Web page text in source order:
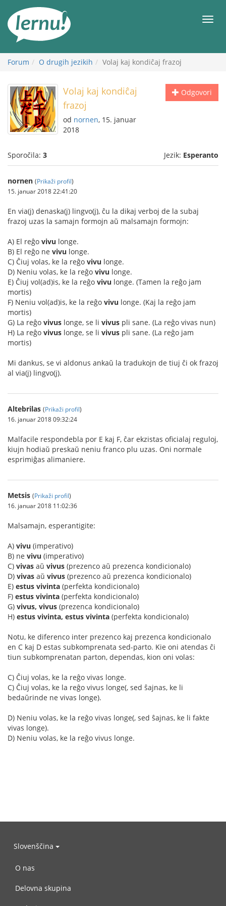
vsebini
Meni
Forum O drugih jezikih Volaj kaj kondiĉaj frazoj
Odgovori
Volaj kaj kondiĉaj
frazoj
od nornen, 15. januar
2018
Sporočila: 3 Jezik: Esperanto
nornen (Prikaži profil)
15. januar 2018 22:41:20
En via(j) denaska(j) lingvo(j), ĉu la dikaj verboj de la subaj
frazoj uzas la samajn formojn aŭ malsamajn formojn:
A) El reĝo vivu longe.
B) El reĝo ne vivu longe.
C) Ĉiuj volas, ke la reĝo vivu longe.
D) Neniu volas, ke la reĝo vivu longe.
E) Ĉiuj vol(ad)is, ke la reĝo vivu longe. (Tamen la reĝo jam
mortis)
F) Neniu vol(ad)is, ke la reĝo vivu longe. (Kaj la reĝo jam
mortis)
G) La reĝo vivus longe, se li vivus pli sane. (La reĝo vivas nun)
H) La reĝo vivus longe, se li vivus pli sane. (La reĝo jam
mortis)
Mi dankus, se vi aldonus ankaŭ la tradukojn de tiuj ĉi ok frazoj
al via(j) lingvo(j).
Altebrilas (Prikaži profil)
16. januar 2018 09:32:24
Malfacile respondebla por E kaj F, ĉar ekzistas oficialaj reguloj,
kiujn hodiaŭ preskaŭ neniu franco plu uzas. Oni normale
esprimiĝas alimaniere.
Metsis (Prikaži profil)
16. januar 2018 11:02:36
Malsamajn, esperantigite:
A) vivu (imperativo)
B) ne vivu (imperativo)
C) vivas aŭ vivus (prezenco aŭ prezenca kondicionalo)
D) vivas aŭ vivus (prezenco aŭ prezenca kondicionalo)
E) estus vivinta (perfekta kondicionalo)
F) estus vivinta (perfekta kondicionalo)
G) vivus, vivus (prezenca kondicionalo)
H) estus vivinta, estus vivinta (perfekta kondicionalo)
Notu, ke diferenco inter prezenco kaj prezenca kondicionalo
en C kaj D estas subkomprenata sed-parto. Kie oni atendas ĉi
tiun subkomprenatan parton, dependas, kion oni volas:
C) Ĉiuj volas, ke la reĝo vivas longe.
C) Ĉiuj volas, ke la reĝo vivus longe(, sed ŝajnas, ke li
bedaŭrinde ne vivas longe).
D) Neniu volas, ke la reĝo vivas longe(, sed ŝajnas, ke li fakte
vivas longe).
D) Neniu volas, ke la reĝo vivus longe.
Slovenščina
O nas
Delovna skupina